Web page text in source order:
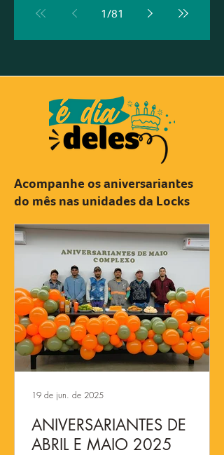
1/81
Acompanhe os aniversariantes
do mês nas unidades da Locks
ANIVERSARIANTES DE
ABRIL E MAIO 2025
19 de jun. de 2025